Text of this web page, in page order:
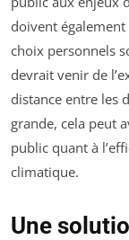
doivent
choix personnels
devrait venir de
distance entre les
grande, cela peut
public quant à
climatique.
Une